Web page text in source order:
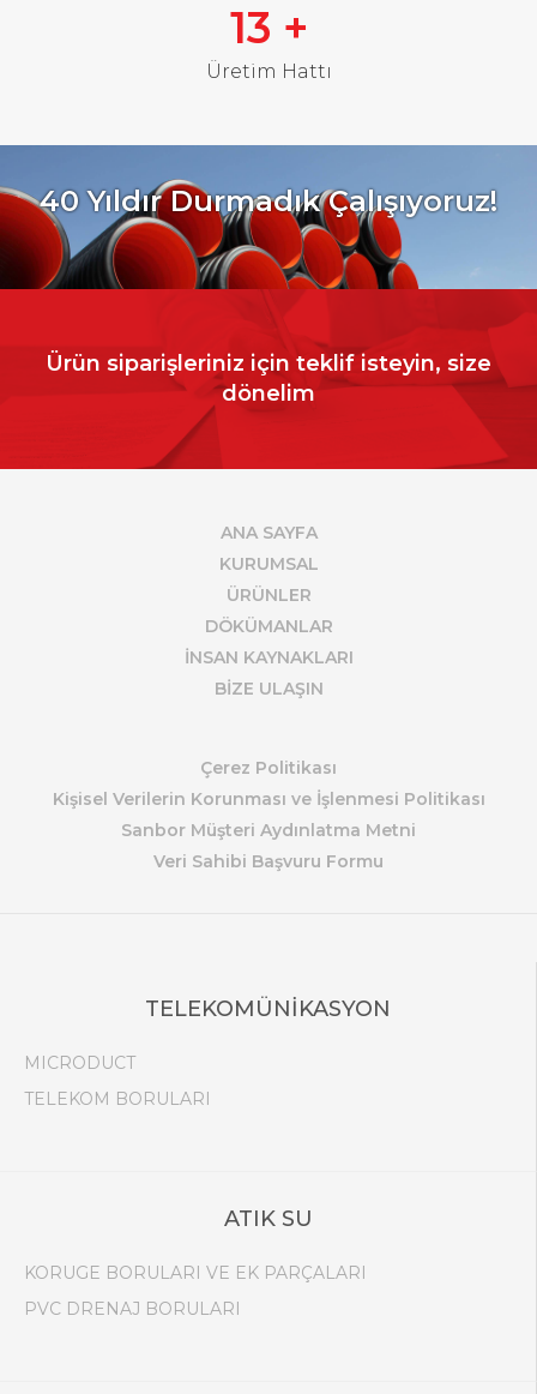
13 +
Üretim Hattı
40Yıldır Durmadık Çalışıyoruz!
Ürün siparişleriniz için teklif isteyin, size
dönelim
ANA SAYFA
KURUMSAL
ÜRÜNLER
DÖKÜMANLAR
İNSAN KAYNAKLARI
BİZE ULAŞIN
Çerez Politikası
Kişisel Verilerin Korunması ve İşlenmesi Politikası
Sanbor Müşteri Aydınlatma Metni
Veri Sahibi Başvuru Formu
TELEKOMÜNİKASYON
MICRODUCT
TELEKOM BORULARI
ATIK SU
KORUGE BORULARI VE EK PARÇALARI
PVC DRENAJ BORULARI